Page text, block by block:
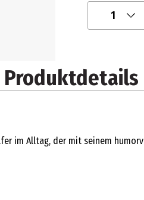
1
Produktdetails
im Alltag, der mit seinem